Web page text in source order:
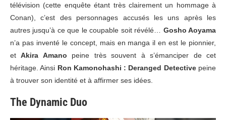
télévision (cette enquête étant très clairement un hommage à
Conan), c’est des personnages accusés les uns après les
autres jusqu’à ce que le coupable soit révélé… Gosho Aoyama
n’a pas inventé le concept, mais en manga il en est le pionnier,
etAkira Amano peine très souvent à s’émanciper de cet
héritage. Ainsi Ron Kamonohashi : Deranged Detectivepeine
à trouver son identité et à affirmer ses idées.
The Dynamic Duo